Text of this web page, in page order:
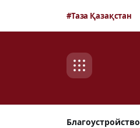
#Таза Қазақстан
Благоустройство